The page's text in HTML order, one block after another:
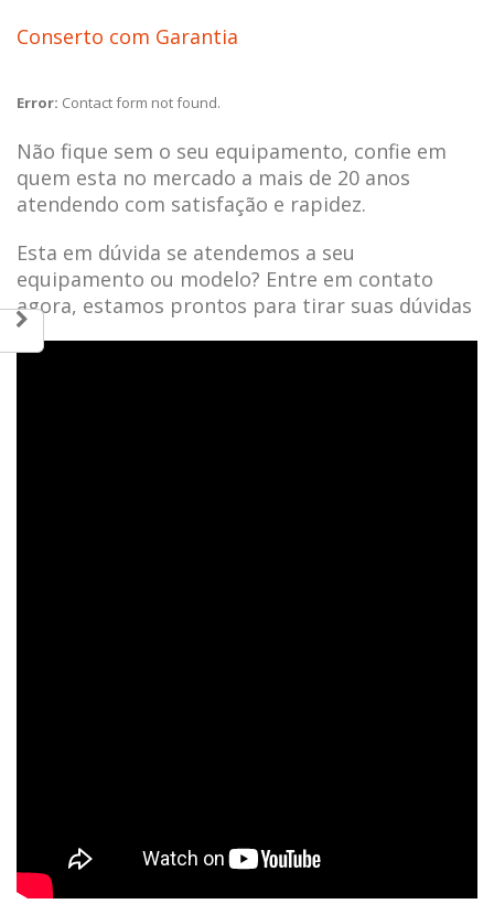
Conserto com Garantia
Error: Contact form not found.
Não fique sem o seu equipamento, confie em
quem esta no mercado a mais de 20 anos
atendendo com satisfação e rapidez.
Esta em dúvida se atendemos a seu
equipamento ou modelo? Entre em contato
agora, estamos prontos para tirar suas dúvidas